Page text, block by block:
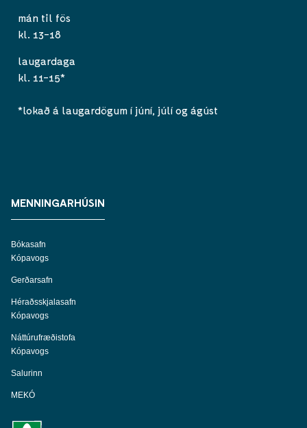
mán til fös
kl. 13-18
laugardaga
kl. 11-15*
*lokað á laugardögum í júní, júlí og ágúst
MENNINGARHÚSIN
Bókasafn
Kópavogs
Gerðarsafn
Héraðsskjalasafn
Kópavogs
Náttúrufræðistofa
Kópavogs
Salurinn
MEKÓ